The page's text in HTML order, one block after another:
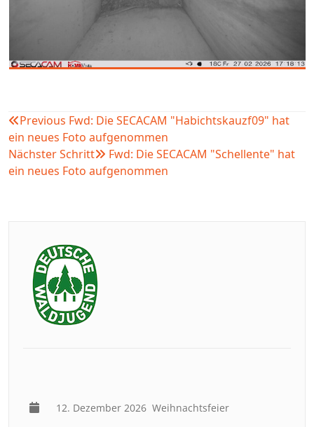
Beitragsnavigation
Previous Fwd: Die SECACAM "Habichtskauzf09" hat
ein neues Foto aufgenommen
Nächster Schritt
Fwd: Die SECACAM "Schellente" hat
ein neues Foto aufgenommen
12. Dezember 2026 Weihnachtsfeier